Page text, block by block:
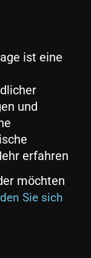
ist eine
und
erfahren
möchten
Sie sich